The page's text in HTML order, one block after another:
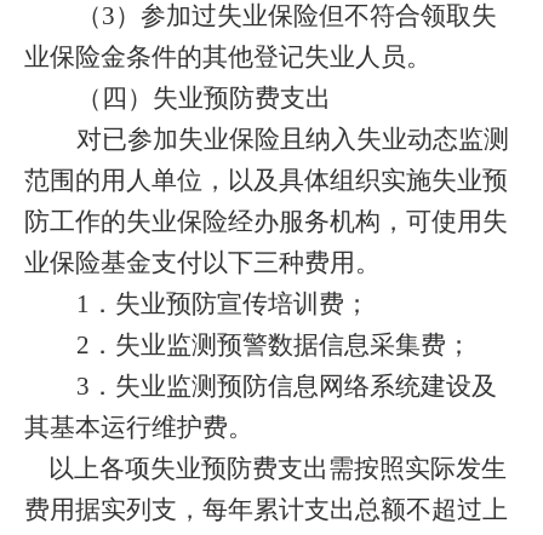
（3）参加过失业保险但不符合领取失
业保险金条件的其他登记失业人员。
（四）失业预防费支出
对已参加失业保险且纳入失业动态监测
范围的用人单位，以及具体组织实施失业预
防工作的失业保险经办服务机构，可使用失
业保险基金支付以下三种费用。
1 ．失业预防宣传培训费；
2 ．失业监测预警数据信息采集费；
3 ．失业监测预防信息网络系统建设及
其基本运行维护费。
以上各项失业预防费支出需按照实际发生
费用据实列支，每年累计支出总额不超过上